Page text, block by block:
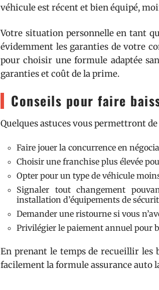
véhicule est récent et bien équipé,
Votre situation personnelle en tant
évidemment les garanties de votre
pour choisir une formule adaptée
garanties et coût de la prime.
Conseils pour faire
Quelques astuces vous permettront de
Faire jouer la concurrence en
Choisir une franchise plus élevée
Opter pour un type de véhicule
Signaler tout changement
installation d’équipements de
Demander une ristourne si vous
Privilégier le paiement annuel pour
En prenant le temps de recueillir les
facilement la formule assurance auto